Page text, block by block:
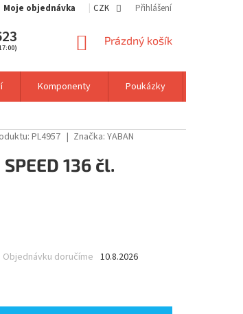
Moje objednávka CZK Přihlášení
NÁKUPNÍ
Prázdný košík
Komponenty Poukázky
PL4957 Značka:YABAN
136 čl.
10.8.2026
Objednávku doručíme